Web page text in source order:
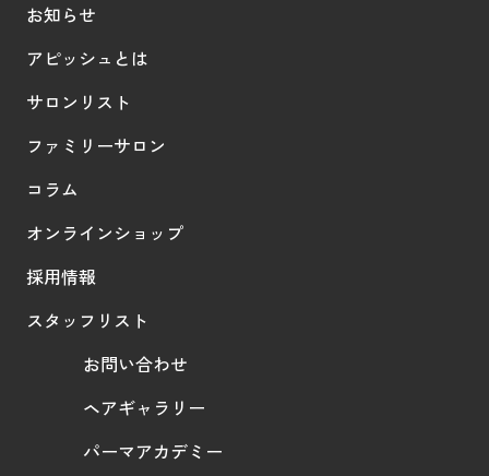
お知らせ
アピッシュとは
サロンリスト
ファミリーサロン
コラム
オンラインショップ
採用情報
スタッフリスト
お問い合わせ
ヘアギャラリー
パーマアカデミー